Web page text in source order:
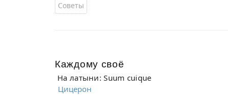
Советы
Каждому своё
На латыни: Suum cuique
Цицерон